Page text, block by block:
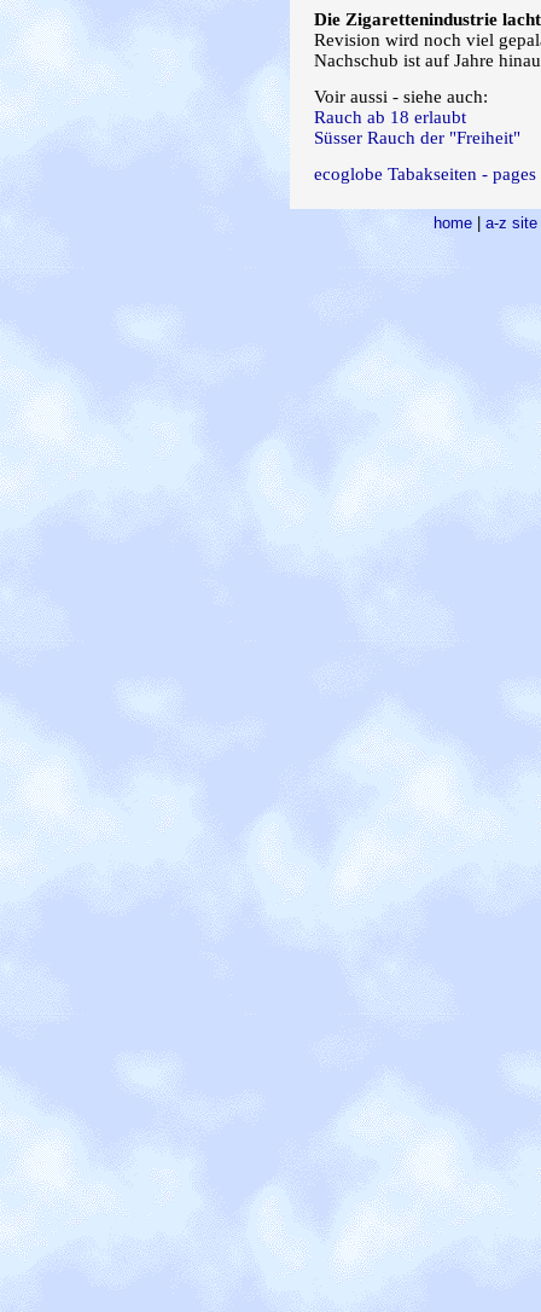
Die Zigarettenindustrie
Revision wird noch viel
Nachschub ist auf Jahre
Voir aussi - siehe auch:
Rauch ab 18 erlaubt
Süsser Rauch der "Freiheit"
ecoglobe Tabakseiten - pages
home| a-z site